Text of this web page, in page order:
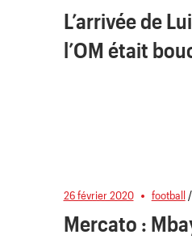
L’arrivée de
l’OM était
26 février 2020 football/
Mercato :